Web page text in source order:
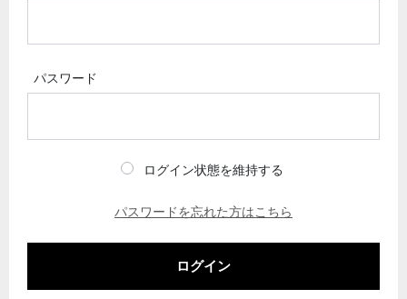
パスワード
ログイン状態を維持する
パスワードを忘れた方はこちら
ログイン